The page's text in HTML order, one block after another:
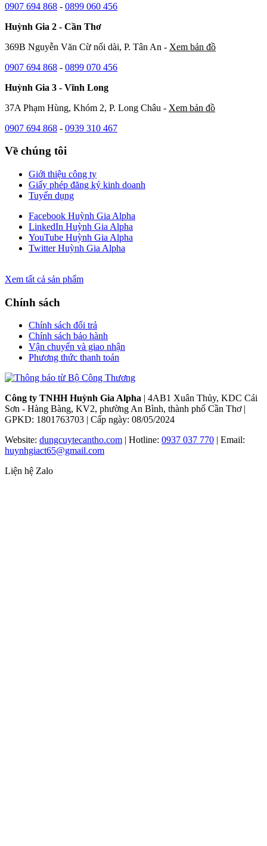
0907 694 868 - 0899 060 456
Huỳnh Gia 2 - Cần Thơ
369B Nguyễn Văn Cừ nối dài, P. Tân An - Xem bản đồ
0907 694 868 - 0899 070 456
Huỳnh Gia 3 - Vĩnh Long
37A Phạm Hùng, Khóm 2, P. Long Châu - Xem bản đồ
0907 694 868 - 0939 310 467
Về chúng tôi
Giới thiệu công ty
Giấy phép đăng ký kinh doanh
Tuyển dụng
Facebook Huỳnh Gia Alpha
LinkedIn Huỳnh Gia Alpha
YouTube Huỳnh Gia Alpha
Twitter Huỳnh Gia Alpha
Xem tất cả sản phẩm
Chính sách
Chính sách đổi trả
Chính sách bảo hành
Vận chuyển và giao nhận
Phương thức thanh toán
Công ty TNHH Huỳnh Gia Alpha | 4AB1 Xuân Thủy, KDC Cái
Sơn - Hàng Bàng, KV2, phường An Bình, thành phố Cần Thơ |
GPKD: 1801763703 | Cấp ngày: 08/05/2024
Website: dungcuytecantho.com | Hotline: 0937 037 770 | Email:
huynhgiact65@gmail.com
Liện hệ Zalo